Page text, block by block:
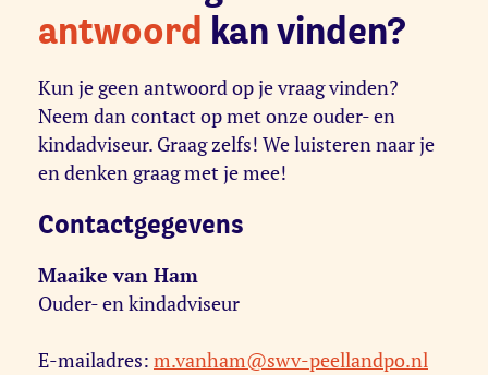
antwoord kan vinden?
Kun je geen antwoord op je vraag vinden?
Neem dan contact op met onze ouder- en
kindadviseur. Graag zelfs! We luisteren naar je
en denken graag met je mee!
Contactgegevens
Maaike van Ham
Ouder- en kindadviseur
E-mailadres: m.vanham@swv-peellandpo.nl